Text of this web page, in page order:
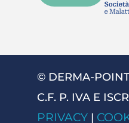
© DERMA-
C.F. P. IVA E
PRIVACY |